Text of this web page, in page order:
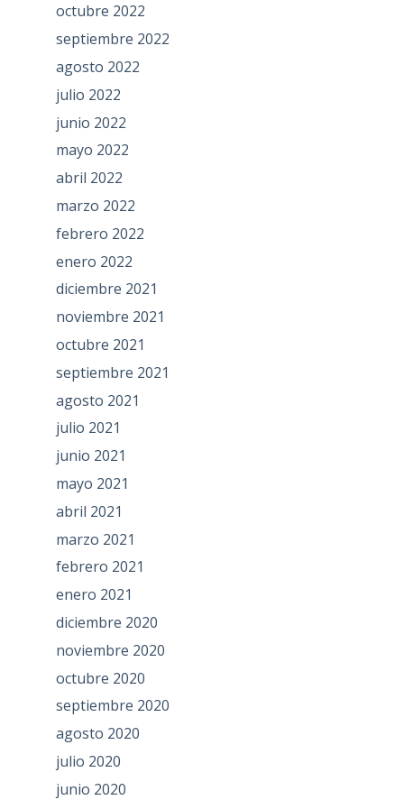
octubre 2022
septiembre 2022
agosto 2022
julio 2022
junio 2022
mayo 2022
abril 2022
marzo 2022
febrero 2022
enero 2022
diciembre 2021
noviembre 2021
octubre 2021
septiembre 2021
agosto 2021
julio 2021
junio 2021
mayo 2021
abril 2021
marzo 2021
febrero 2021
enero 2021
diciembre 2020
noviembre 2020
octubre 2020
septiembre 2020
agosto 2020
julio 2020
junio 2020